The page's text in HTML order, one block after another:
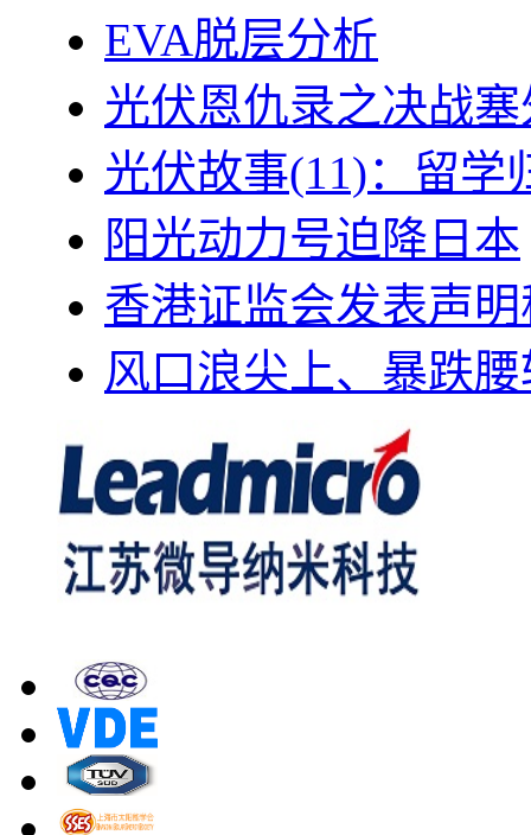
EVA脱层分析
光伏恩仇录之决战
光伏故事(11)：留学
阳光动力号迫降日本
香港证监会发表声
风口浪尖上、暴跌